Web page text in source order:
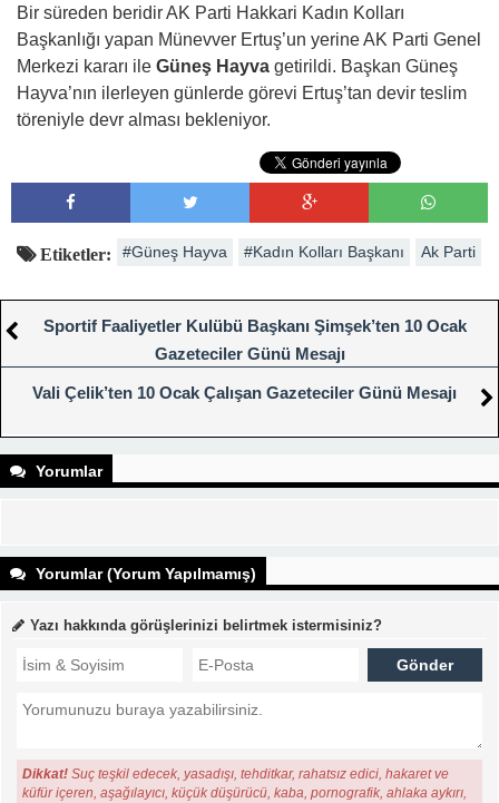
Bir süreden beridir AK Parti Hakkari Kadın Kolları
Başkanlığı yapan Münevver Ertuş’un yerine AK Parti Genel
Merkezi kararı ile Güneş Hayva getirildi. Başkan Güneş
Hayva’nın ilerleyen günlerde görevi Ertuş’tan devir teslim
töreniyle devr alması bekleniyor.
Etiketler: #Güneş Hayva #Kadın Kolları Başkanı Ak Parti
Sportif Faaliyetler Kulübü Başkanı Şimşek’ten 10 Ocak
Gazeteciler Günü Mesajı
Vali Çelik’ten 10 Ocak Çalışan Gazeteciler Günü Mesajı
Yorumlar
Yorumlar (Yorum Yapılmamış)
Yazı hakkında görüşlerinizi belirtmek istermisiniz?
Dikkat! Suç teşkil edecek, yasadışı, tehditkar, rahatsız edici, hakaret ve
küfür içeren, aşağılayıcı, küçük düşürücü, kaba, pornografik, ahlaka aykırı,